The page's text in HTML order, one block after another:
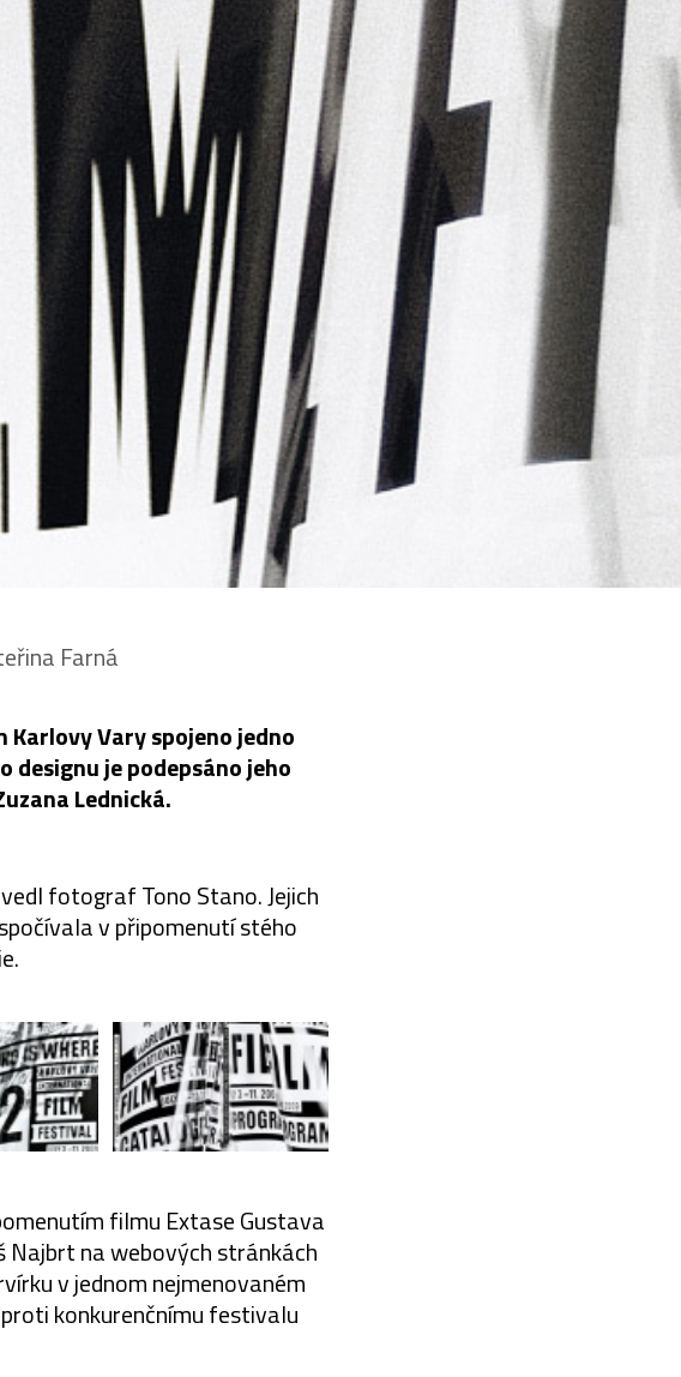
Farná
Vary spojeno jedno
designu je podepsáno jeho
Lednická.
fotograf Tono Stano. Jejich
v připomenutí stého
filmu Extase Gustava
Najbrt na webových stránkách
v jednom nejmenovaném
konkurenčnímu festivalu